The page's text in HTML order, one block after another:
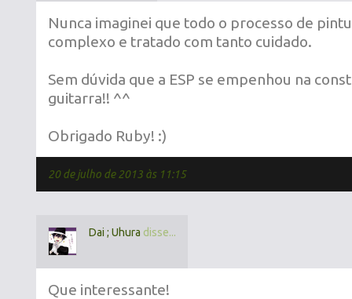
Nunca imaginei que todo o processo de
complexo e tratado com tanto cuidado.
Sem dúvida que a ESP se empenhou na
guitarra!! ^^
Obrigado Ruby! :)
20 de julho de 2013 às 11:15
Dai ; Uhura disse...
Que interessante!